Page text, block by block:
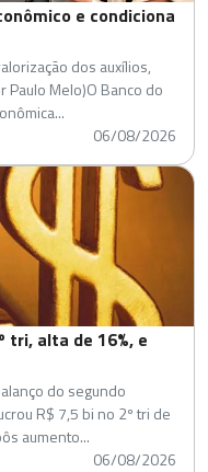
e condiciona
dos auxílios,
Paulo Melo)O Banco do
06/08/2026
tri, alta de 16%, e
do segundo
R$ 7,5 bi no 2º tri de
aumento...
06/08/2026